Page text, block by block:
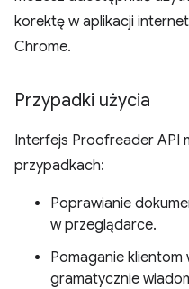
korektę w aplikacji
Chrome.
Przypadki użycia
Interfejs Proofreader API
przypadkach:
Poprawianie
w przeglądarce.
Pomaganie klientom
gramatycznie